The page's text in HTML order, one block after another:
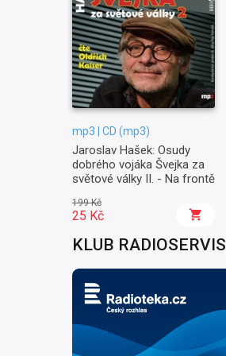
mp3 | CD (mp3)
Jaroslav Hašek: Osudy
dobrého vojáka Švejka za
světové války II. - Na frontě
199 Kč
25 Kč
KLUB RADIOSERVIS